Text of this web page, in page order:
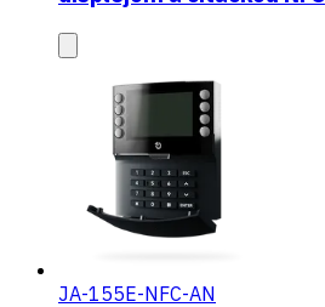
JA-155E-NFC-AN